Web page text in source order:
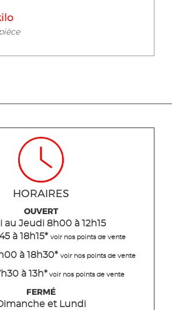
HORAIRES
OUVERT
au Jeudi 8h00 à 12h15
à 18h15* voir nos points de vente
à 18h30* voir nos points de vente
à 13h* voir nos points de vente
FERMÉ
et Lundi